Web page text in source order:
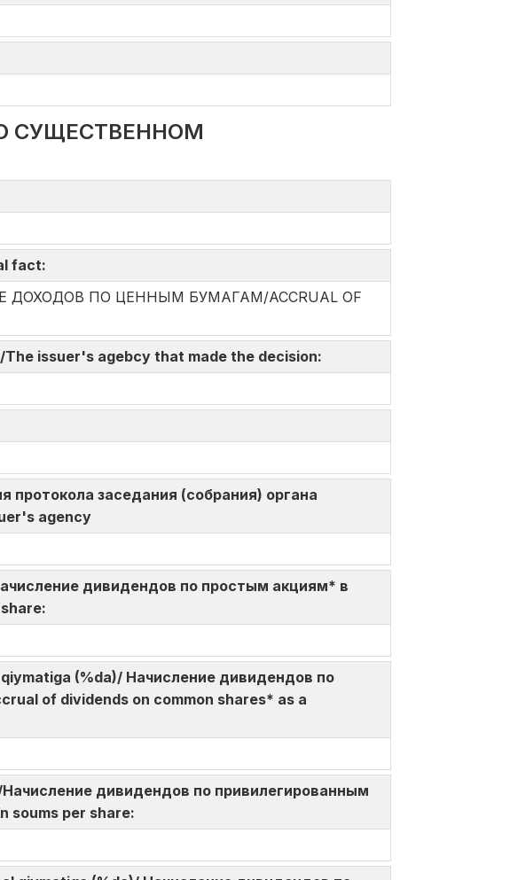
О СУЩЕСТВЕННОМ
fact:
ДОХОДОВ ПО ЦЕННЫМ БУМАГАМ/ACCRUAL OF
issuer's agebcy that made the decision:
протокола заседания (собрания) органа
agency
дивидендов по простым акциям* в
(%da)/ Начисление дивидендов по
of dividends on common shares* as a
дивидендов по привилегированным
soums per share: